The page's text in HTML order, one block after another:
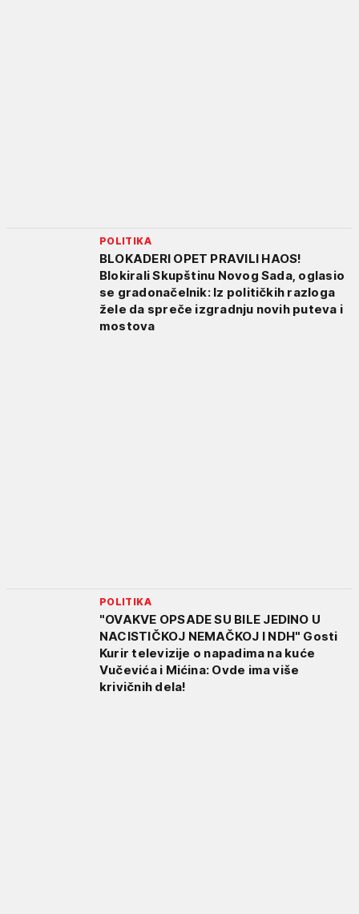
POLITIKA
BLOKADERI OPET PRAVILI HAOS!
Blokirali Skupštinu Novog Sada, oglasio
se gradonačelnik: Iz političkih razloga
žele da spreče izgradnju novih puteva i
mostova
POLITIKA
"OVAKVE OPSADE SU BILE JEDINO U
NACISTIČKOJ NEMAČKOJ I NDH" Gosti
Kurir televizije o napadima na kuće
Vučevića i Mićina: Ovde ima više
krivičnih dela!